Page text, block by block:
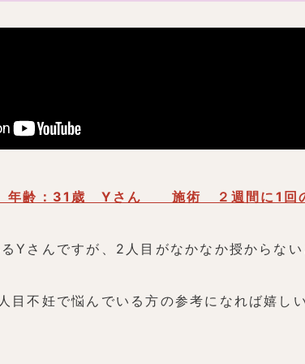
年齢：31歳 Yさん 施術 ２週間に1回
Yさんですが、2人目がなかなか授からな
目不妊で悩んでいる方の参考になれば嬉しい